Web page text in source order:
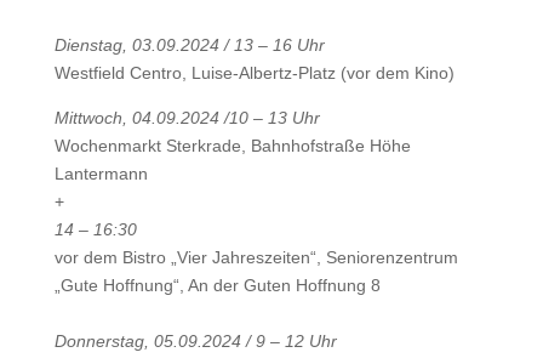
Dienstag, 03.09.2024 / 13 – 16 Uhr
Westfield Centro, Luise-Albertz-Platz (vor dem Kino)
Mittwoch, 04.09.2024 /10 – 13 Uhr
Wochenmarkt Sterkrade, Bahnhofstraße Höhe
Lantermann
+
14 – 16:30
vor dem Bistro „Vier Jahreszeiten“, Seniorenzentrum
„Gute Hoffnung“, An der Guten Hoffnung 8
Donnerstag, 05.09.2024 / 9 – 12 Uhr